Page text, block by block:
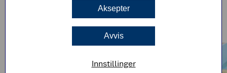
Wok og stekt ris
Aksepter
Avvis
Innstillinger